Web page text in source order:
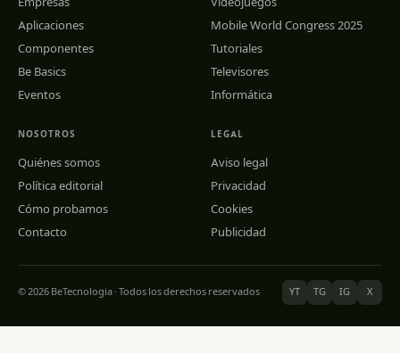
Aplicaciones
Componentes
Be Basics
Eventos
Mobile World Congress 2025
Tutoriales
Televisores
Informática
NOSOTROS
Quiénes somos
Política editorial
Cómo probamos
Contacto
LEGAL
Aviso legal
Privacidad
Cookies
Publicidad
© 2026 BeTecnologia · Todos los derechos reservados YT TG IG X